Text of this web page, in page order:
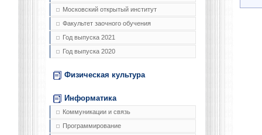
Московский открытый институт
Факультет заочного обучения
Год выпуска 2021
Год выпуска 2020
Физическая культура
Информатика
Коммуникации и связь
Программирование